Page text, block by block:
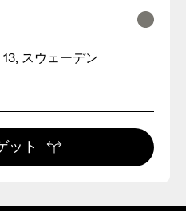
スウェーデン
ット